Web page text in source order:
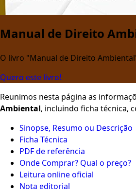
Manual de Direito
O livro "Manual de Direito
Quero este livro!
Reunimos nesta página as
Ambiental, incluindo ficha técnica,
Sinopse, Resumo ou Descrição
Ficha Técnica
PDF de referência
Onde Comprar? Qual o preço?
Leitura online oficial
Nota editorial